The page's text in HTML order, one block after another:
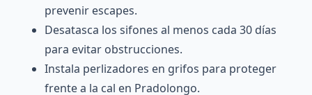
prevenir escapes.
Desatasca los sifones al menos cada 30 días
para evitar obstrucciones.
Instala perlizadores en grifos para proteger
frente a la cal en Pradolongo.